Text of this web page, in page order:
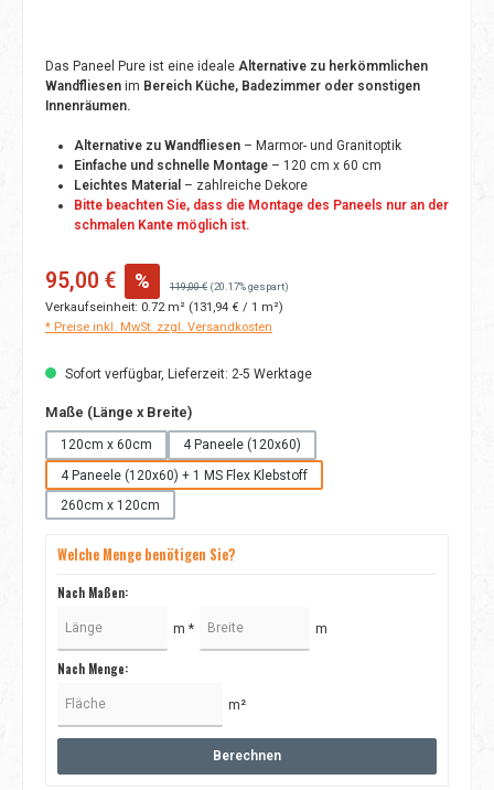
Das Paneel Pure ist eine ideale Alternative zu herkömmlichen
Wandfliesen im Bereich Küche, Badezimmer oder sonstigen
Innenräumen.
Alternative zu Wandfliesen – Marmor- und Granitoptik
Einfache und schnelle Montage– 120 cm x 60 cm
Leichtes Material – zahlreiche Dekore
Bitte beachten Sie, dass die Montage des Paneels nur an der
schmalen Kante möglich ist.
Verkaufspreis:
95,00 € % Regulärer Preis:
119,00 € (20.17% gespart)
Verkaufseinheit: 0.72 m² (131,94 € / 1 m²)
* Preise inkl. MwSt. zzgl. Versandkosten
Sofort verfügbar, Lieferzeit: 2-5 Werktage
Maße (Länge x Breite)auswählen
120cm x 60cm
4 Paneele (120x60)
4 Paneele (120x60) + 1 MS Flex Klebstoff
260cm x 120cm
Welche Menge benötigen Sie?
Nach Maßen:
m * m
Nach Menge:
m²
Berechnen